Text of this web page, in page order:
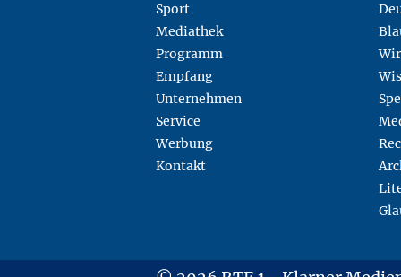
Sport
Mediathek
Programm
Empfang
Unternehmen
Service
Werbung
Kontakt